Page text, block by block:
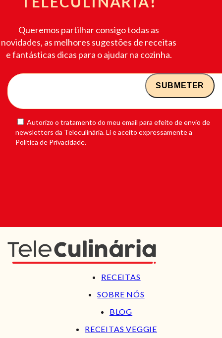
Queremos partilhar consigo todas as
novidades, as melhores sugestões de receitas
e fantásticas dicas para o ajudar na cozinha.
Autorizo o tratamento do meu email para efeito de envio de
newsletters da Teleculinária. Li e aceito expressamente a
Política de Privacidade.
RECEITAS
SOBRE NÓS
BLOG
RECEITAS VEGGIE